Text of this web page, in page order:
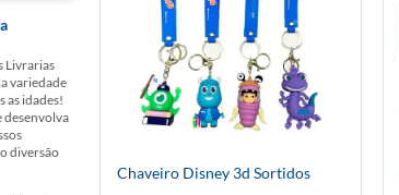
Livrarias
variedade
as idades!
desenvolva
diversão
Chaveiro Disney 3d Sortidos